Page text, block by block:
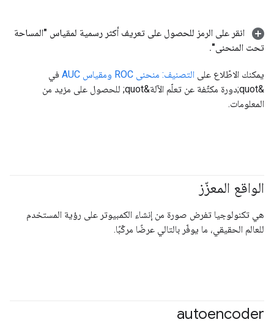
انقر على الرمز للحصول على تعريف أكثر رسمية لمقياس "المساحة
تحت المنحنى".
يمكنك الاطّلاع على التصنيف: منحنى ROC ومقياس AUC
في
&quot;دورة مكثّفة عن تعلّم الآلة&quot; للحصول على مزيد من
المعلومات.
الواقع المعزّز
هي تكنولوجيا تفرض صورة من إنشاء الكمبيوتر على رؤية المستخدم
للعالم الحقيقي، ما يوفّر بالتالي عرضًا مركّبًا.
autoencoder